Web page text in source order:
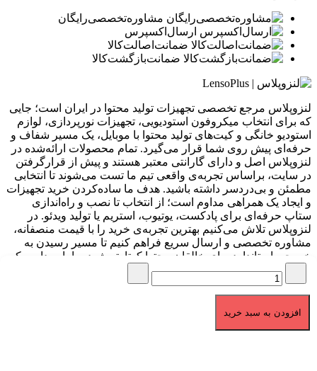
افزودن به سبد خرید
مشاوره‌تخصصی‌رایگان
ارسال‌اکسپرس
ضمانت‌اصالت‌کالا
ضمانت‌بازگشت‌کالا
لنزوپلاس مرجع تخصصی تجهیزات تولید محتوا در ایران است؛ جایی
که برای انتخاب میکروفون استودیویی، تجهیزات نورپردازی، لوازم
استودیو خانگی و کیت‌های تولید محتوا با موبایل، یک مسیر شفاف و
حرفه‌ای پیش روی شما قرار می‌گیرد. تمام محصولات ارائه‌شده در
لنزوپلاس اصل و دارای گارانتی معتبر هستند و پیش از قرارگرفتن
در سایت، براساس تجربه‌ی واقعی تیم ما تست می‌شوند تا انتخابی
مطمئن و بی‌دردسر داشته باشید. هدف ما ساده‌کردن خرید تجهیزات
و ایجاد یک همراهی مداوم است؛ از انتخاب تا نصب و راه‌اندازی
ستاپ حرفه‌ای برای پادکست، یوتیوب، استریم یا تولید ویدئو. در
لنزوپلاس تلاش می‌کنیم بهترین تجربه‌ی خرید را با قیمت منصفانه،
مشاوره تخصصی و ارسال سریع فراهم کنیم تا مسیر رسیدن به
خروجی استاندارد برای خالقان محتوا کوتاه‌تر شود. ما باور داریم که
کیفیت صدا و تصویر، پایه‌ی هر محتوای حرفه‌ای است و مأموریت ما
کمک به ساخت همین کیفیت است.
برگشت به بالا